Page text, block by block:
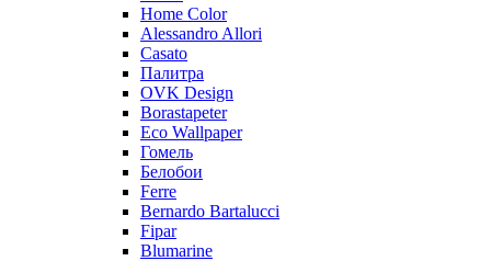
Home Color
Alessandro Allori
Casato
Палитра
OVK Design
Borastapeter
Eco Wallpaper
Гомель
Белобои
Ferre
Bernardo Bartalucci
Fipar
Blumarine